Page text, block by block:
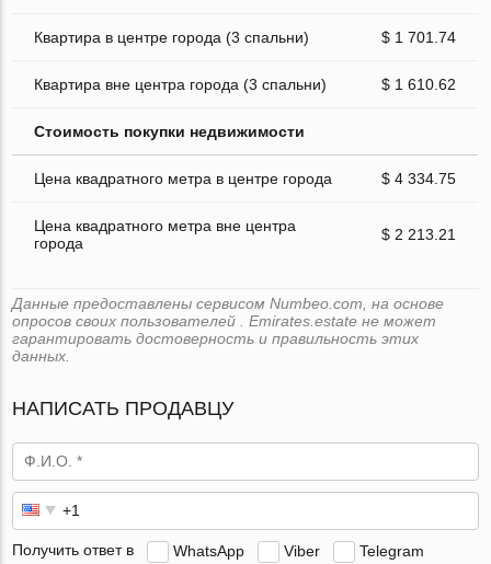
Квартира в центре города (3 спальни) $ 1 701.74
Квартира вне центра города (3 спальни) $ 1 610.62
Стоимость покупки недвижимости
Цена квадратного метра в центре города $ 4 334.75
Цена квадратного метра вне центра
города
$ 2 213.21
Данные предоставлены сервисом Numbeo.com, на основе
опросов своих пользователей . Emirates.estate не может
гарантировать достоверность и правильность этих
данных.
НАПИСАТЬ ПРОДАВЦУ
Получить ответ в WhatsApp Viber Telegram